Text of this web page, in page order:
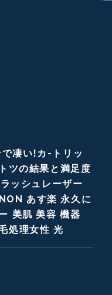
凄い!カ-トリッ
ツの結果と満足度
ッシュレーザー
あす楽 永久に
美肌 美容 機器
処理女性 光